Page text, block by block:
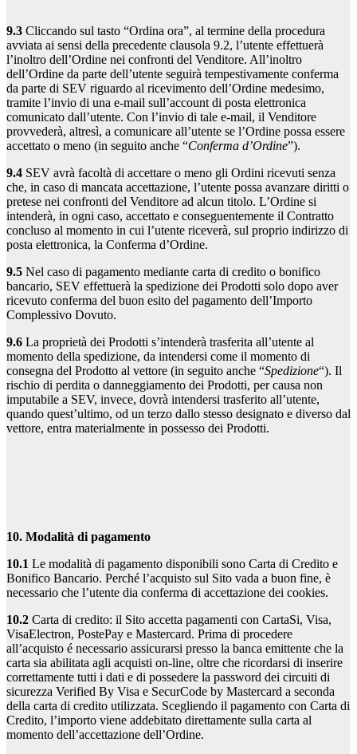
9.3 Cliccando sul tasto “Ordina ora”, al termine della procedura
avviata ai sensi della precedente clausola 9.2, l’utente effettuerà
l’inoltro dell’Ordine nei confronti del Venditore. All’inoltro
dell’Ordine da parte dell’utente seguirà tempestivamente conferma
da parte di SEV riguardo al ricevimento dell’Ordine medesimo,
tramite l’invio di una e-mail sull’account di posta elettronica
comunicato dall’utente. Con l’invio di tale e-mail, il Venditore
provvederà, altresì, a comunicare all’utente se l’Ordine possa essere
accettato o meno (in seguito anche “Conferma d’Ordine”).
9.4 SEV avrà facoltà di accettare o meno gli Ordini ricevuti senza
che, in caso di mancata accettazione, l’utente possa avanzare diritti o
pretese nei confronti del Venditore ad alcun titolo. L’Ordine si
intenderà, in ogni caso, accettato e conseguentemente il Contratto
concluso al momento in cui l’utente riceverà, sul proprio indirizzo di
posta elettronica, la Conferma d’Ordine.
9.5 Nel caso di pagamento mediante carta di credito o bonifico
bancario, SEV effettuerà la spedizione dei Prodotti solo dopo aver
ricevuto conferma del buon esito del pagamento dell’Importo
Complessivo Dovuto.
9.6 La proprietà dei Prodotti s’intenderà trasferita all’utente al
momento della spedizione, da intendersi come il momento di
consegna del Prodotto al vettore (in seguito anche “Spedizione“). Il
rischio di perdita o danneggiamento dei Prodotti, per causa non
imputabile a SEV, invece, dovrà intendersi trasferito all’utente,
quando quest’ultimo, od un terzo dallo stesso designato e diverso dal
vettore, entra materialmente in possesso dei Prodotti.
10. Modalità di pagamento
10.1 Le modalità di pagamento disponibili sono Carta di Credito e
Bonifico Bancario. Perché l’acquisto sul Sito vada a buon fine, è
necessario che l’utente dia conferma di accettazione dei cookies.
10.2 Carta di credito: il Sito accetta pagamenti con CartaSi, Visa,
VisaElectron, PostePay e Mastercard. Prima di procedere
all’acquisto é necessario assicurarsi presso la banca emittente che la
carta sia abilitata agli acquisti on-line, oltre che ricordarsi di inserire
correttamente tutti i dati e di possedere la password dei circuiti di
sicurezza Verified By Visa e SecurCode by Mastercard a seconda
della carta di credito utilizzata. Scegliendo il pagamento con Carta di
Credito, l’importo viene addebitato direttamente sulla carta al
momento dell’accettazione dell’Ordine.